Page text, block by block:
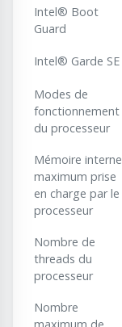
Intel® Boot
Guard
Intel® Garde SE
Modes de
fonctionnement
du processeur
Mémoire interne
maximum prise
en charge par le
processeur
Nombre de
threads du
processeur
Nombre